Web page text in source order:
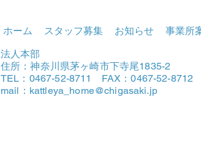
ホーム スタッフ募集 お知らせ 事業所
法人本部
住所：神奈川県茅ヶ崎市下寺尾1835-2
TEL：0467-52-8711 FAX：0467-52-8712
mail： kattleya_home@chigasaki.jp